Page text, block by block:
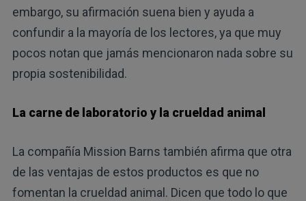
embargo, su afirmación suena bien y ayuda a
confundir a la mayoría de los lectores, ya que muy
pocos notan que jamás mencionaron nada sobre su
propia sostenibilidad.
La carne de laboratorio y la crueldad animal
La compañía Mission Barns también afirma que otra
de las ventajas de estos productos es que no
fomentan la crueldad animal. Dicen que todo lo que